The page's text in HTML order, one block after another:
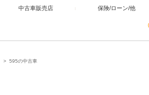
中古車販売店 保険/ローン/他
595の中古車